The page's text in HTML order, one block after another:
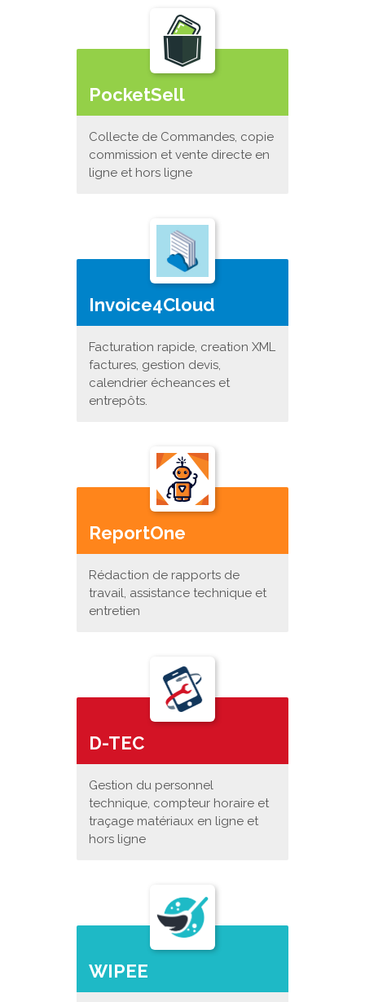
PocketSell
Collecte de Commandes, copie
commission et vente directe en
ligne et hors ligne
Invoice4Cloud
Facturation rapide, creation XML
factures, gestion devis,
calendrier écheances et
entrepôts.
ReportOne
Rédaction de rapports de
travail, assistance technique et
entretien
D-TEC
Gestion du personnel
technique, compteur horaire et
traçage matériaux en ligne et
hors ligne
WIPEE